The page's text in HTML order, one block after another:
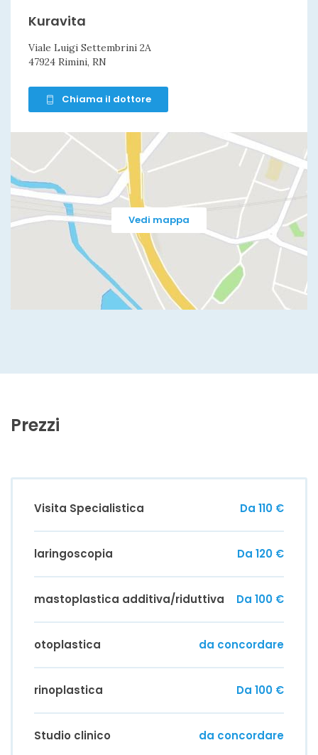
Kuravita
Viale Luigi Settembrini 2A
47924 Rimini, RN
Chiama il dottore
Vedi mappa
Prezzi
Visita Specialistica Da 110 €
laringoscopia Da 120 €
mastoplastica additiva/riduttiva Da 100 €
otoplastica da concordare
rinoplastica Da 100 €
Studio clinico da concordare